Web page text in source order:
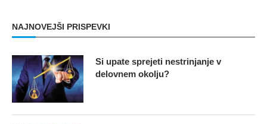
NAJNOVEJŠI PRISPEVKI
Si upate sprejeti nestrinjanje v
delovnem okolju?